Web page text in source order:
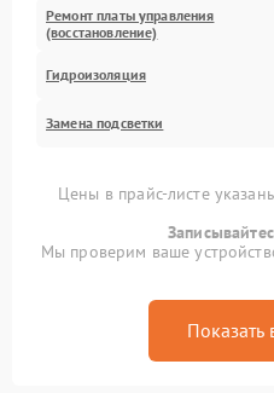
Ремонт платы управления
(восстановление)
Гидроизоляция
Замена подсветки
Цены в прайс-листе
Мы проверим ваше
Показать